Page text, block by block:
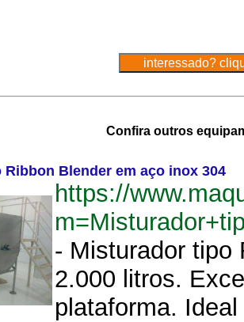
Confira outros
Blender em aço inox 304
https://
- Misturador tipo
2.000 litros.
plataforma.